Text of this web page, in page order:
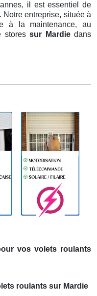
il est essentiel de
Notre entreprise, située à
à la maintenance, au
stores sur Mardie dans
vos volets roulants
roulants sur Mardie